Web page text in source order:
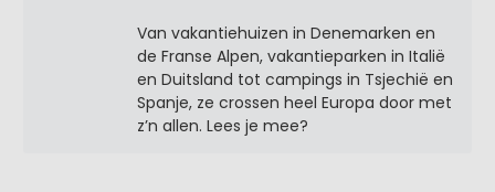
Van vakantiehuizen in Denemarken en
de Franse Alpen, vakantieparken in Italië
en Duitsland tot campings in Tsjechië en
Spanje, ze crossen heel Europa door met
z’n allen. Lees je mee?